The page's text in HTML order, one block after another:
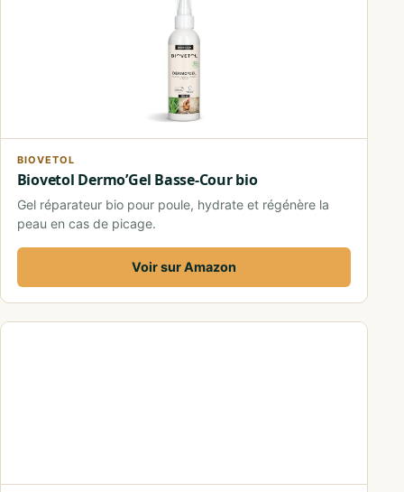
BIOVETOL
Biovetol Dermo’Gel Basse-Cour bio
Gel réparateur bio pour poule, hydrate et régénère la
peau en cas de picage.
Voir sur Amazon